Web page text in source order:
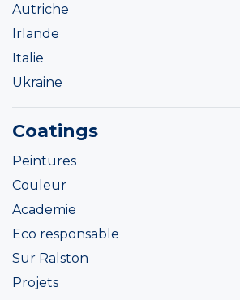
Autriche
Irlande
Italie
Ukraine
Coatings
Peintures
Couleur
Academie
Eco responsable
Sur Ralston
Projets